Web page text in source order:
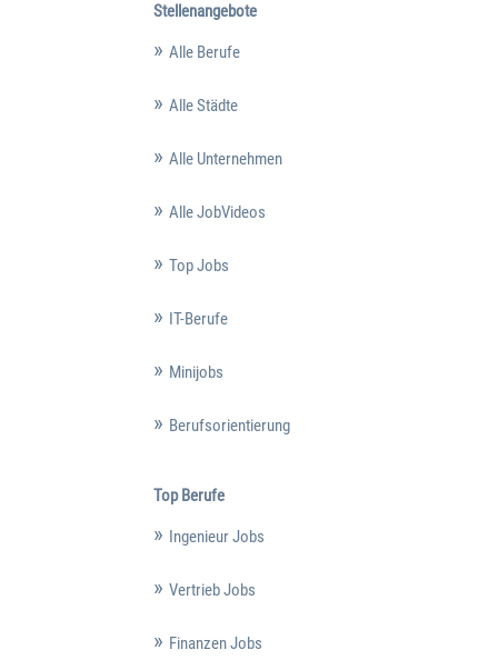
Stellenangebote
Alle Berufe
Alle Städte
Alle Unternehmen
Alle JobVideos
Top Jobs
IT-Berufe
Minijobs
Berufsorientierung
Top Berufe
Ingenieur Jobs
Vertrieb Jobs
Finanzen Jobs